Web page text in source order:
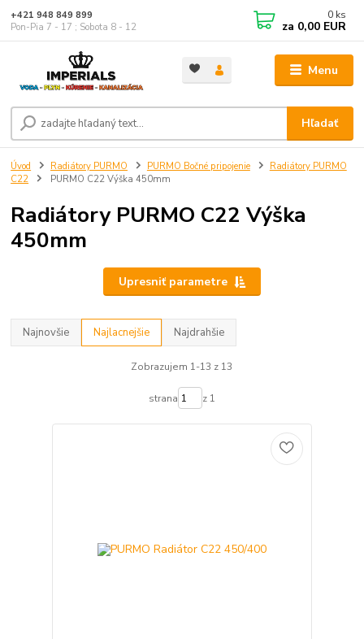
Menu
Hľadať
+421 948 849 899
Pon-Pia 7 - 17 ; Sobota 8 - 12
0 ks
za 0,00 EUR
Úvod Radiátory PURMO PURMO Bočné pripojenie
Radiátory PURMO
C22
PURMO C22 Výška 450mm
Radiátory PURMO C22 Výška
450mm
Upresniť parametre
Najnovšie Najlacnejšie Najdrahšie
Zobrazujem 1-13 z 13
strana z 1